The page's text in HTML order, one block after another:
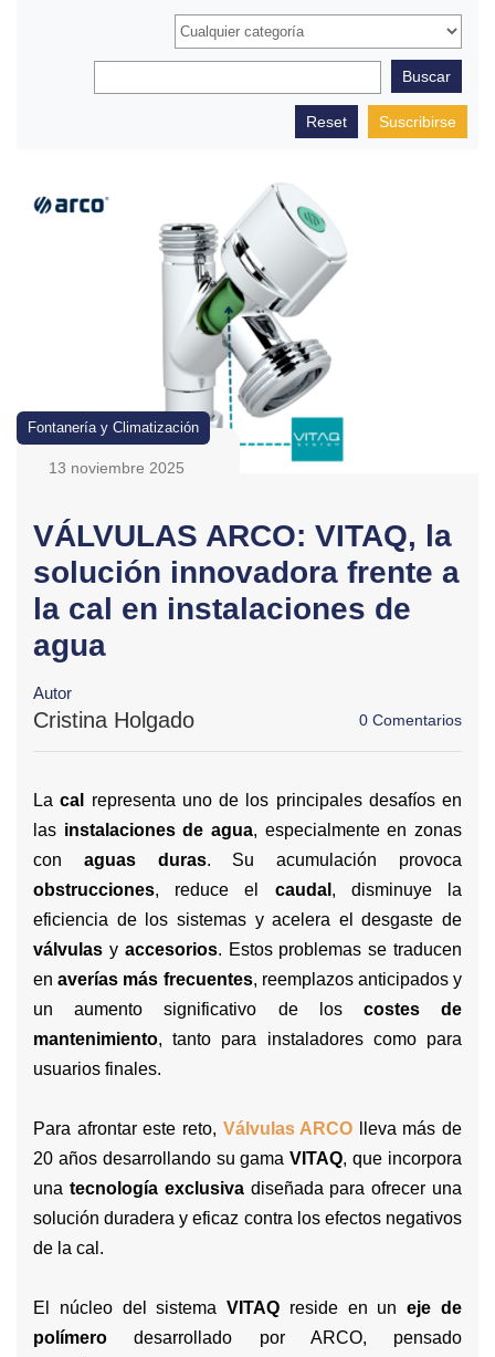
Suscribirse
Fontanería y Climatización
13 noviembre 2025
VÁLVULAS ARCO: VITAQ, la
solución innovadora frente a
la cal en instalaciones de
agua
Autor
Cristina Holgado 0 Comentarios
Lacal
representa uno de los principales desafíos en
las instalaciones de agua, especialmente en zonas
con aguas duras. Su acumulación provoca
obstrucciones, reduce el caudal , disminuye la
eficiencia de los sistemas y acelera el desgaste de
válvulas y accesorios. Estos problemas se traducen
enaverías más frecuentes, reemplazos anticipados y
un aumento significativo de los costes de
mantenimiento, tanto para instaladores como para
usuarios finales.
Para afrontar este reto, Válvulas ARCO lleva más de
20 años desarrollando su gamaVITAQ, que incorpora
una tecnología exclusivadiseñada para ofrecer una
solución duradera y eficaz contra los efectos negativos
de la cal.
El núcleo del sistemaVITAQ reside en uneje de
polímero desarrollado por ARCO, pensado